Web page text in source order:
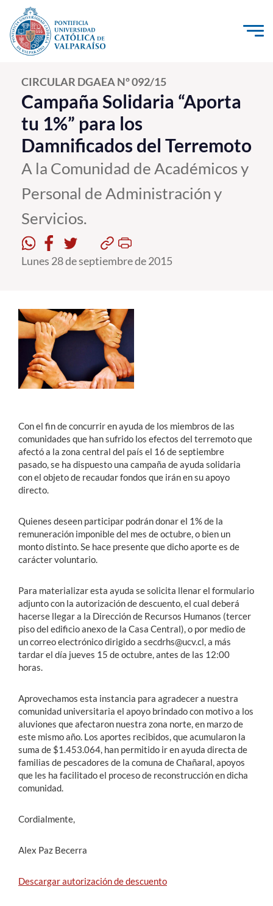
Click acá para ir directamente al contenido
La Universidad
Investigación, Creación e Innovación
PUCV Internacional
Vinculación con el Medio
Admisión
Pregrado
Postgrado
Formación Continua
Estudiantes
Académicos
Funcionarios
Alumni
English
CIRCULAR DGAEA Nº 092/15
Campaña Solidaria “Aporta
tu 1%” para los
Damnificados del Terremoto
A la Comunidad de Académicos y
Personal de Administración y
Servicios.
Lunes 28 de septiembre de 2015
Con el fin de concurrir en ayuda de los miembros de las
comunidades que han sufrido los efectos del terremoto que
afectó a la zona central del país el 16 de septiembre
pasado, se ha dispuesto una campaña de ayuda solidaria
con el objeto de recaudar fondos que irán en su apoyo
directo.
Quienes deseen participar podrán donar el 1% de la
remuneración imponible del mes de octubre, o bien un
monto distinto. Se hace presente que dicho aporte es de
carácter voluntario.
Para materializar esta ayuda se solicita llenar el formulario
adjunto con la autorización de descuento, el cual deberá
hacerse llegar a la Dirección de Recursos Humanos (tercer
piso del edificio anexo de la Casa Central), o por medio de
un correo electrónico dirigido a secdrhs@ucv.cl, a más
tardar el día jueves 15 de octubre, antes de las 12:00
horas.
Aprovechamos esta instancia para agradecer a nuestra
comunidad universitaria el apoyo brindado con motivo a los
aluviones que afectaron nuestra zona norte, en marzo de
este mismo año. Los aportes recibidos, que acumularon la
suma de $1.453.064, han permitido ir en ayuda directa de
familias de pescadores de la comuna de Chañaral, apoyos
que les ha facilitado el proceso de reconstrucción en dicha
comunidad.
Cordialmente,
Alex Paz Becerra
Descargar autorización de descuento